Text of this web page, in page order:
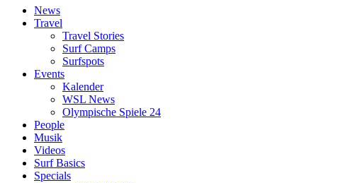
News
Travel
Travel Stories
Surf Camps
Surfspots
Events
Kalender
WSL News
Olympische Spiele 24
People
Musik
Videos
Surf Basics
Specials